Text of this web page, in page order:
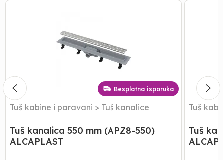
Tuš
Besplatna isporuka
Tuš kabine i paravani > Tuš kanalice
Tuš kanalica 550 mm (APZ8-550)
ALCAPLAST
Tuš
Tuš
Tuš